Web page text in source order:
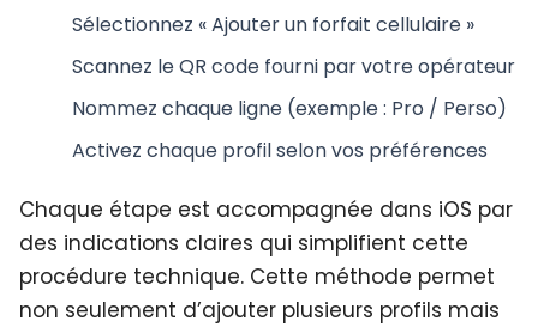
Sélectionnez « Ajouter un forfait cellulaire »
Scannez le QR code fourni par votre opérateur
Nommez chaque ligne (exemple : Pro / Perso)
Activez chaque profil selon vos préférences
Chaque étape est accompagnée dans iOS par
des indications claires qui simplifient cette
procédure technique. Cette méthode permet
non seulement d’ajouter plusieurs profils mais